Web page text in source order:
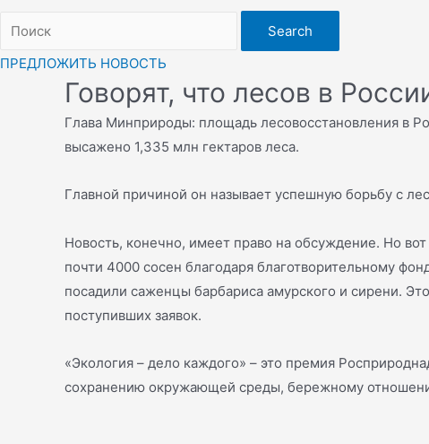
Search
ПРЕДЛОЖИТЬ НОВОСТЬ
Говорят, что лесов в
Глава Минприроды: площадь лесовосстановления в
высажено 1,335 млн гектаров леса.
Главной причиной он называет успешную борьбу с
Новость, конечно, имеет право на обсуждение. Но
почти 4000 сосен благодаря благотворительному
посадили саженцы барбариса амурского и сирени.
поступивших заявок.
«Экология – дело каждого» – это премия
сохранению окружающей среды, бережному